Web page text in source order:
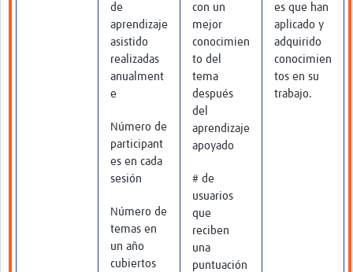
de
aprendizaje
asistido
realizadas
anualment
e
Número de
participant
es en cada
sesión
Número de
temas en
un año
cubiertos
con un
mejor
conocimien
to del
tema
después
del
aprendizaje
apoyado
# de
usuarios
que
reciben
una
puntuación
es que han
aplicado y
adquirido
conocimien
tos en su
trabajo.